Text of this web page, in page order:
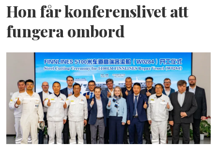
Hon får konferenslivet att
fungera ombord